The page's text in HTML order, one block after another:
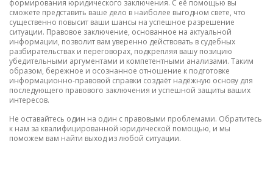
формирования юридического заключения. С её помощью вы
сможете представить ваше дело в наиболее выгодном свете, что
существенно повысит ваши шансы на успешное разрешение
ситуации. Правовое заключение, основанное на актуальной
информации, позволит вам уверенно действовать в судебных
разбирательствах и переговорах, подкрепляя вашу позицию
убедительными аргументами и компетентными анализами. Таким
образом, бережное и осознанное отношение к подготовке
информационно-правовой справки создаёт надёжную основу для
последующего правового заключения и успешной защиты ваших
интересов.
Не оставайтесь один на один с правовыми проблемами. Обратитесь
к нам за квалифицированной юридической помощью, и мы
поможем вам найти выход из любой ситуации.